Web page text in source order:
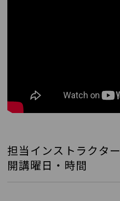
担当インストラクター
開講曜日・時間